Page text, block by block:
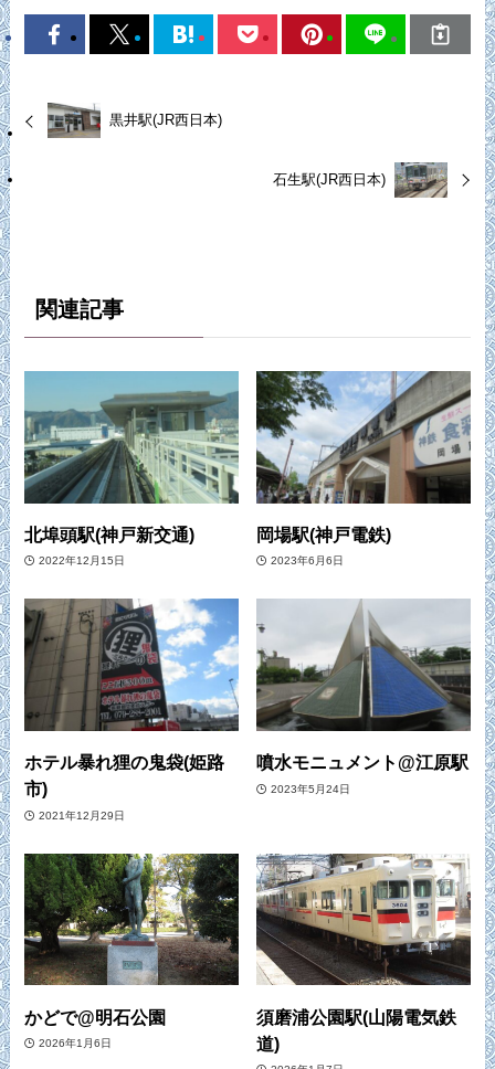
黒井駅(JR西日本)
石生駅(JR西日本)
関連記事
北埠頭駅(神戸新交通)
2022年12月15日
岡場駅(神戸電鉄)
2023年6月6日
ホテル暴れ狸の鬼袋(姫路
市)
2021年12月29日
噴水モニュメント@江原駅
2023年5月24日
かどで@明石公園
2026年1月6日
須磨浦公園駅(山陽電気鉄
道)